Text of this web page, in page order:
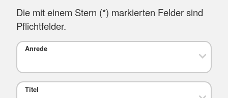
Die mit einem Stern (*) markierten Felder sind
Pflichtfelder.
Anrede
Titel